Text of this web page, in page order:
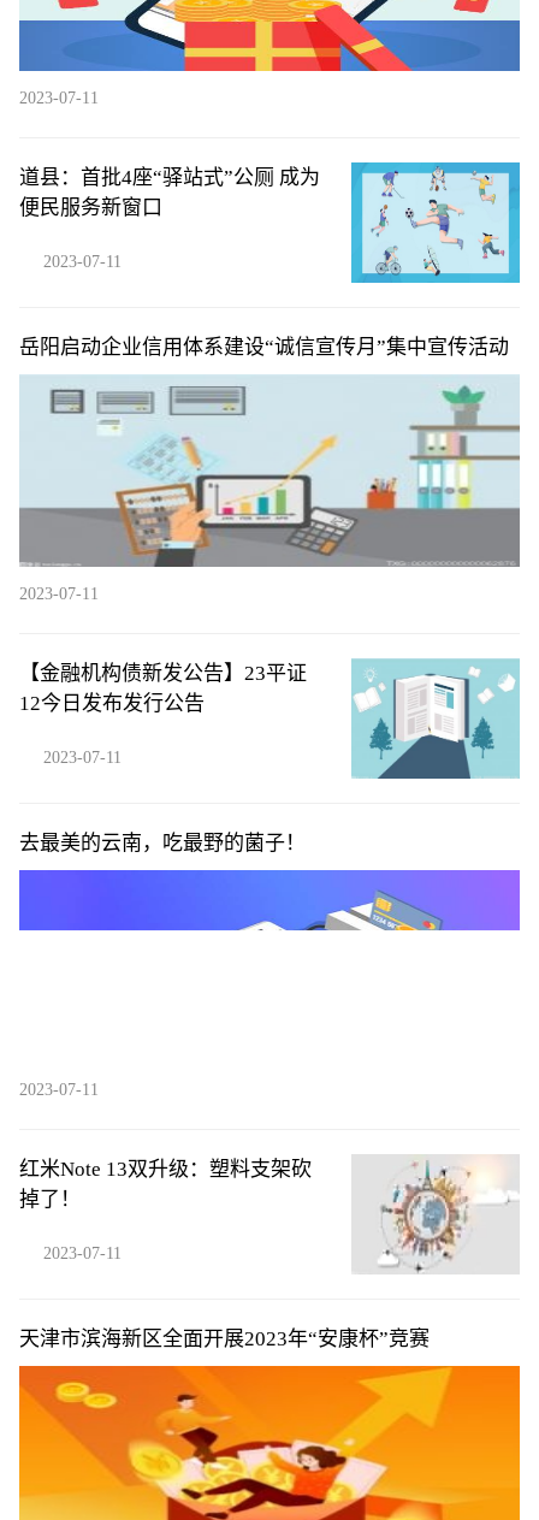
2023-07-11
道县：首批4座“驿站式”公厕 成为
便民服务新窗口
2023-07-11
岳阳启动企业信用体系建设“诚信宣传月”集中宣传活动
2023-07-11
【金融机构债新发公告】23平证
12今日发布发行公告
2023-07-11
去最美的云南，吃最野的菌子！
2023-07-11
红米Note 13双升级：塑料支架砍
掉了！
2023-07-11
天津市滨海新区全面开展2023年“安康杯”竞赛